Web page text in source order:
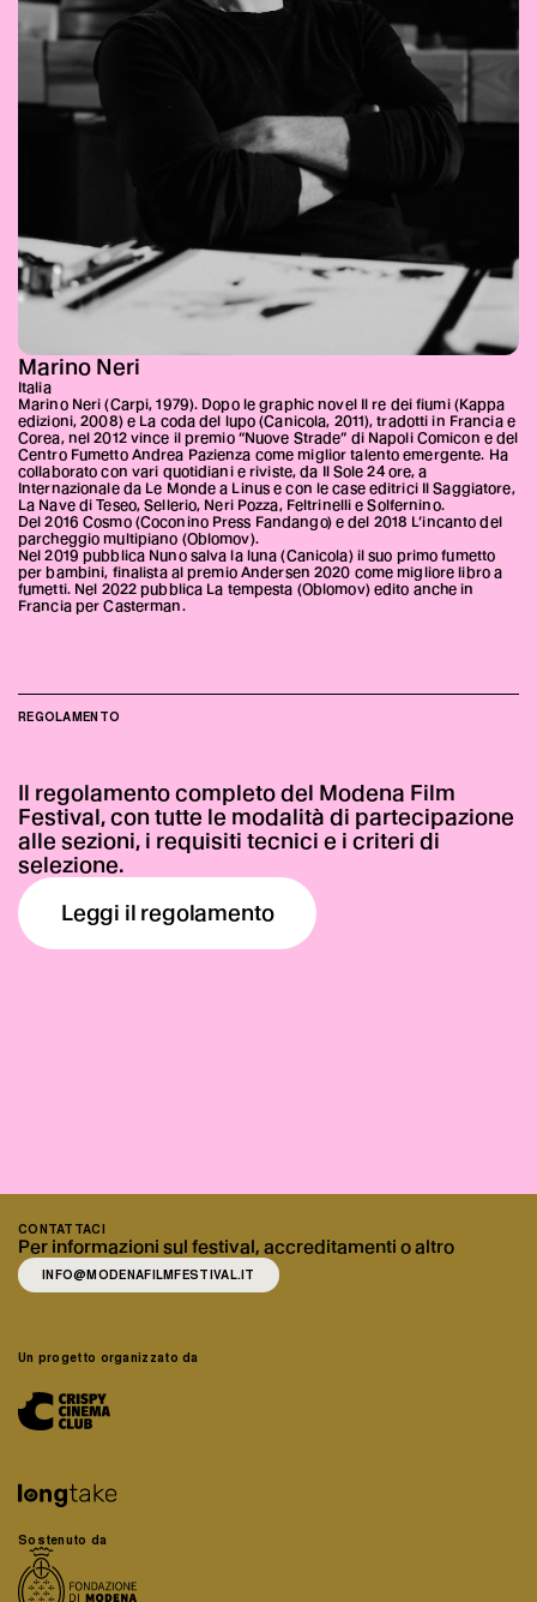
Marino Neri
Italia
Marino Neri (Carpi, 1979). Dopo le graphic novel Il re dei fiumi (Kappa
edizioni, 2008) e La coda del lupo (Canicola, 2011), tradotti in Francia e
Corea, nel 2012 vince il premio “Nuove Strade” di Napoli Comicon e del
Centro Fumetto Andrea Pazienza come miglior talento emergente. Ha
collaborato con vari quotidiani e riviste, da Il Sole 24 ore, a
Internazionale da Le Monde a Linus e con le case editrici Il Saggiatore,
La Nave di Teseo, Sellerio, Neri Pozza, Feltrinelli e Solfernino.
Del 2016 Cosmo (Coconino Press Fandango) e del 2018 L’incanto del
parcheggio multipiano (Oblomov).
Nel 2019 pubblica Nuno salva la luna (Canicola) il suo primo fumetto
per bambini, finalista al premio Andersen 2020 come migliore libro a
fumetti. Nel 2022 pubblica La tempesta (Oblomov) edito anche in
Francia per Casterman.
REGOLAMENTO
Il regolamento completo del Modena Film
Festival, con tutte le modalità di partecipazione
alle sezioni, i requisiti tecnici e i criteri di
selezione.
Leggi il regolamento
CONTATTACI
Per informazioni sul festival, accreditamenti o altro
INFO@MODENAFILMFESTIVAL.IT
Un progetto organizzato da
Sostenuto da